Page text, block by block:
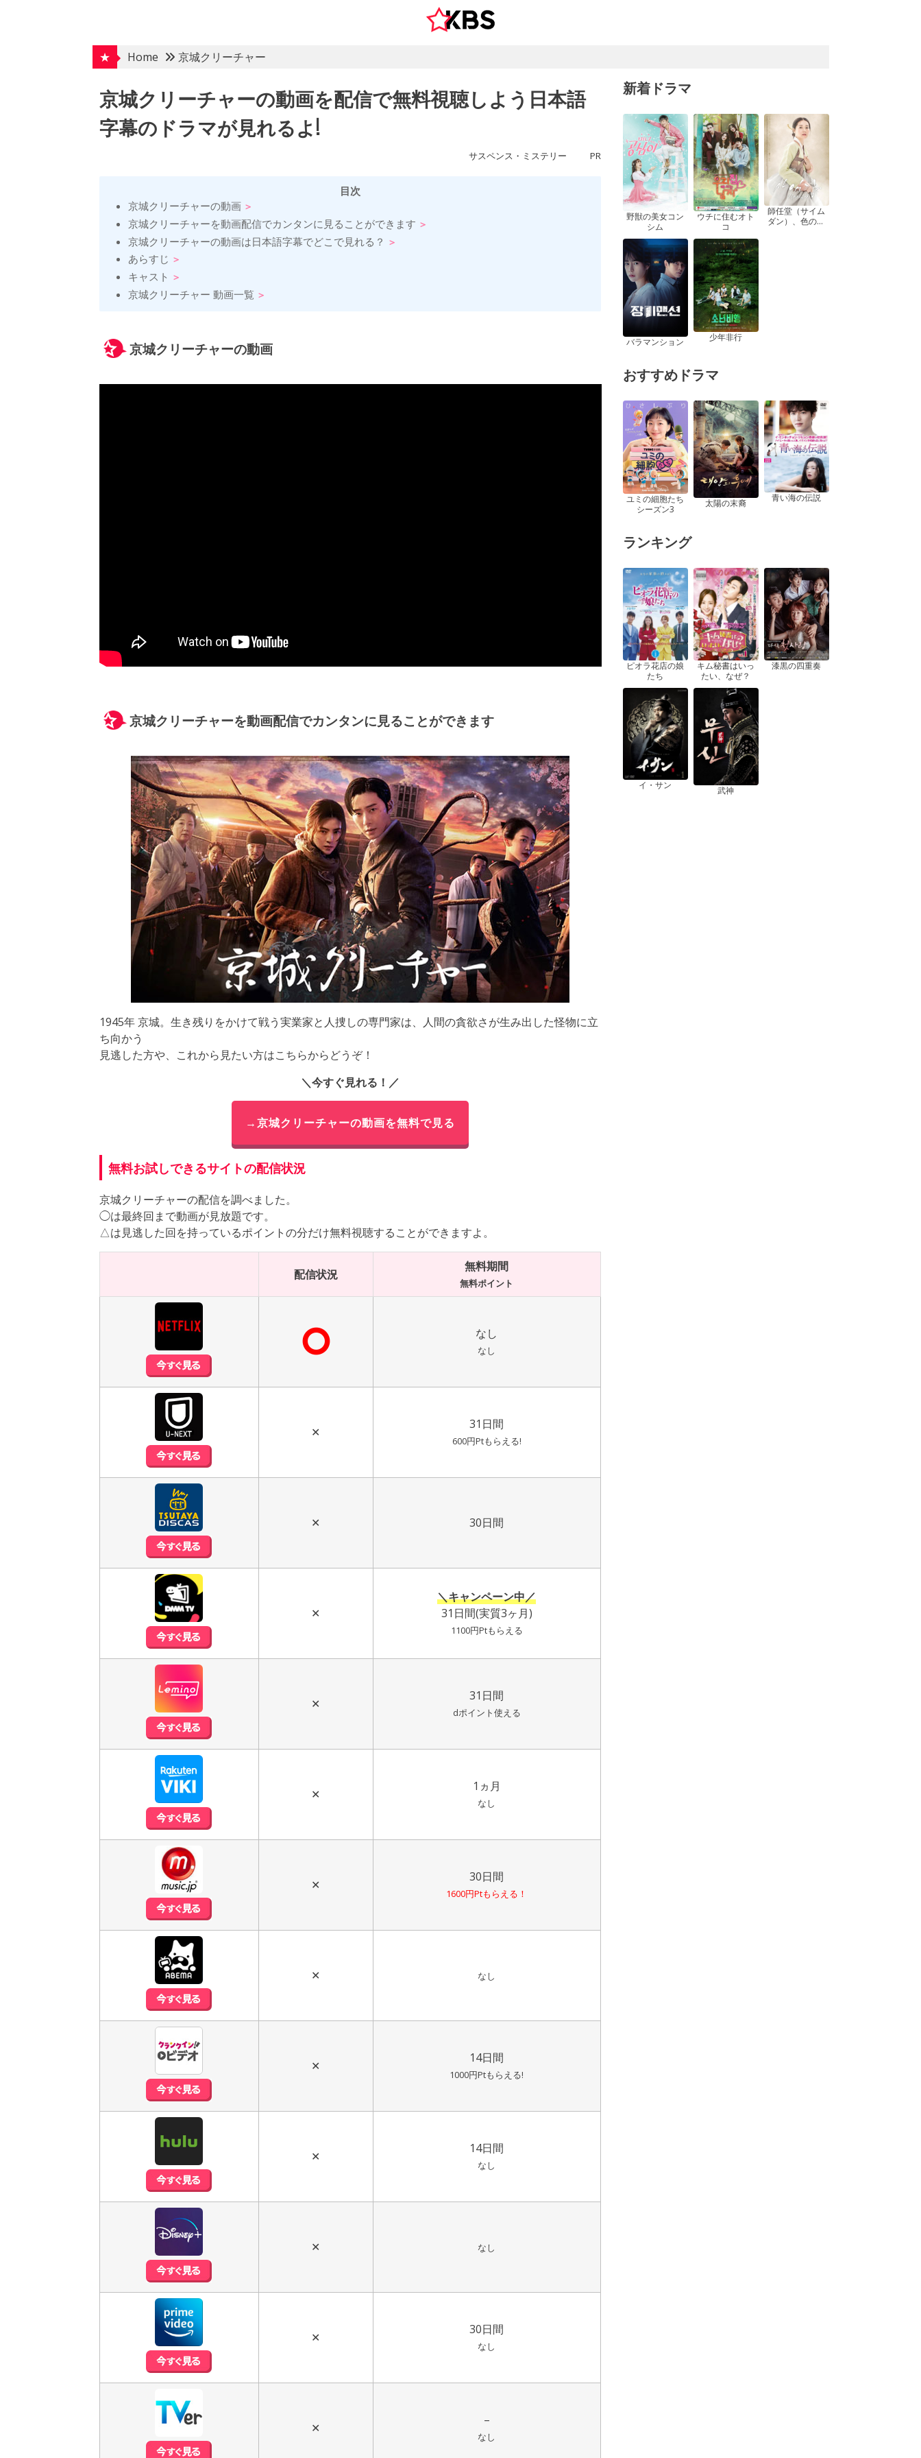
★
Home 京城クリーチャー
京城クリーチャーの動画を配信で無料視聴しよう日本語
字幕のドラマが見れるよ!
サスペンス・ミステリー PR
目次
京城クリーチャーの動画
京城クリーチャーを動画配信でカンタンに見ることができます
京城クリーチャーの動画は日本語字幕でどこで見れる？
あらすじ
キャスト
京城クリーチャー 動画一覧
京城クリーチャーの動画
京城クリーチャーを動画配信でカンタンに見ることができます
1945年 京城。生き残りをかけて戦う実業家と人捜しの専門家は、人間の貪欲さが生み出した怪物に立
ち向かう
見逃した方や、これから見たい方はこちらからどうぞ！
＼今すぐ見れる！／
→京城クリーチャーの動画を無料で見る
無料お試しできるサイトの配信状況
京城クリーチャーの配信を調べました。
◯は最終回まで動画が見放題です。
△は見逃した回を持っているポイントの分だけ無料視聴することができますよ。
配信状況
無料期間
無料ポイント
⭘ なし
なし
✕
31日間
600円Ptもらえる!
✕ 30日間
✕
＼キャンペーン中／
31日間(実質3ヶ月)
1100円Ptもらえる
✕
31日間
dポイント使える
✕
1ヵ月
なし
✕
30日間
1600円Ptもらえる！
✕ なし
✕
14日間
1000円Ptもらえる!
✕
14日間
なし
✕ なし
✕
30日間
なし
✕
–
なし
新着ドラマ
野獣の美女コン
シム
ウチに住むオト
コ
師任堂（サイム
ダン）、色の日
バラマンション 少年非行
おすすめドラマ
ユミの細胞たち
シーズン3
太陽の末裔 青い海の伝説
ランキング
ピオラ花店の娘
たち
キム秘書はいっ
たい、なぜ？
漆黒の四重奏
イ・サン 武神